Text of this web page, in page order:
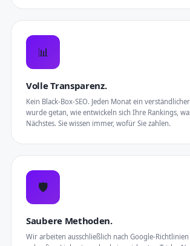
📊
Volle Transparenz.
Kein Black-Box-SEO. Jeden Monat ein
wurde getan, wie entwickeln sich Ihre Rankings,
Nächstes. Sie wissen immer, wofür Sie zahlen.
🛡️
Saubere Methoden.
Wir arbeiten ausschließlich nach Google-Richtlinien